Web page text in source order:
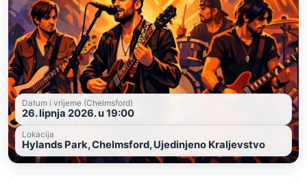
Datum i vrijeme (Chelmsford)
26. lipnja 2026. u 19:00
Lokacija
Hylands Park, Chelmsford, Ujedinjeno Kraljevstvo